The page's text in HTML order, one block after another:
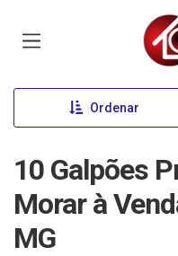
Ordenar
10 Galpões
Morar à
MG